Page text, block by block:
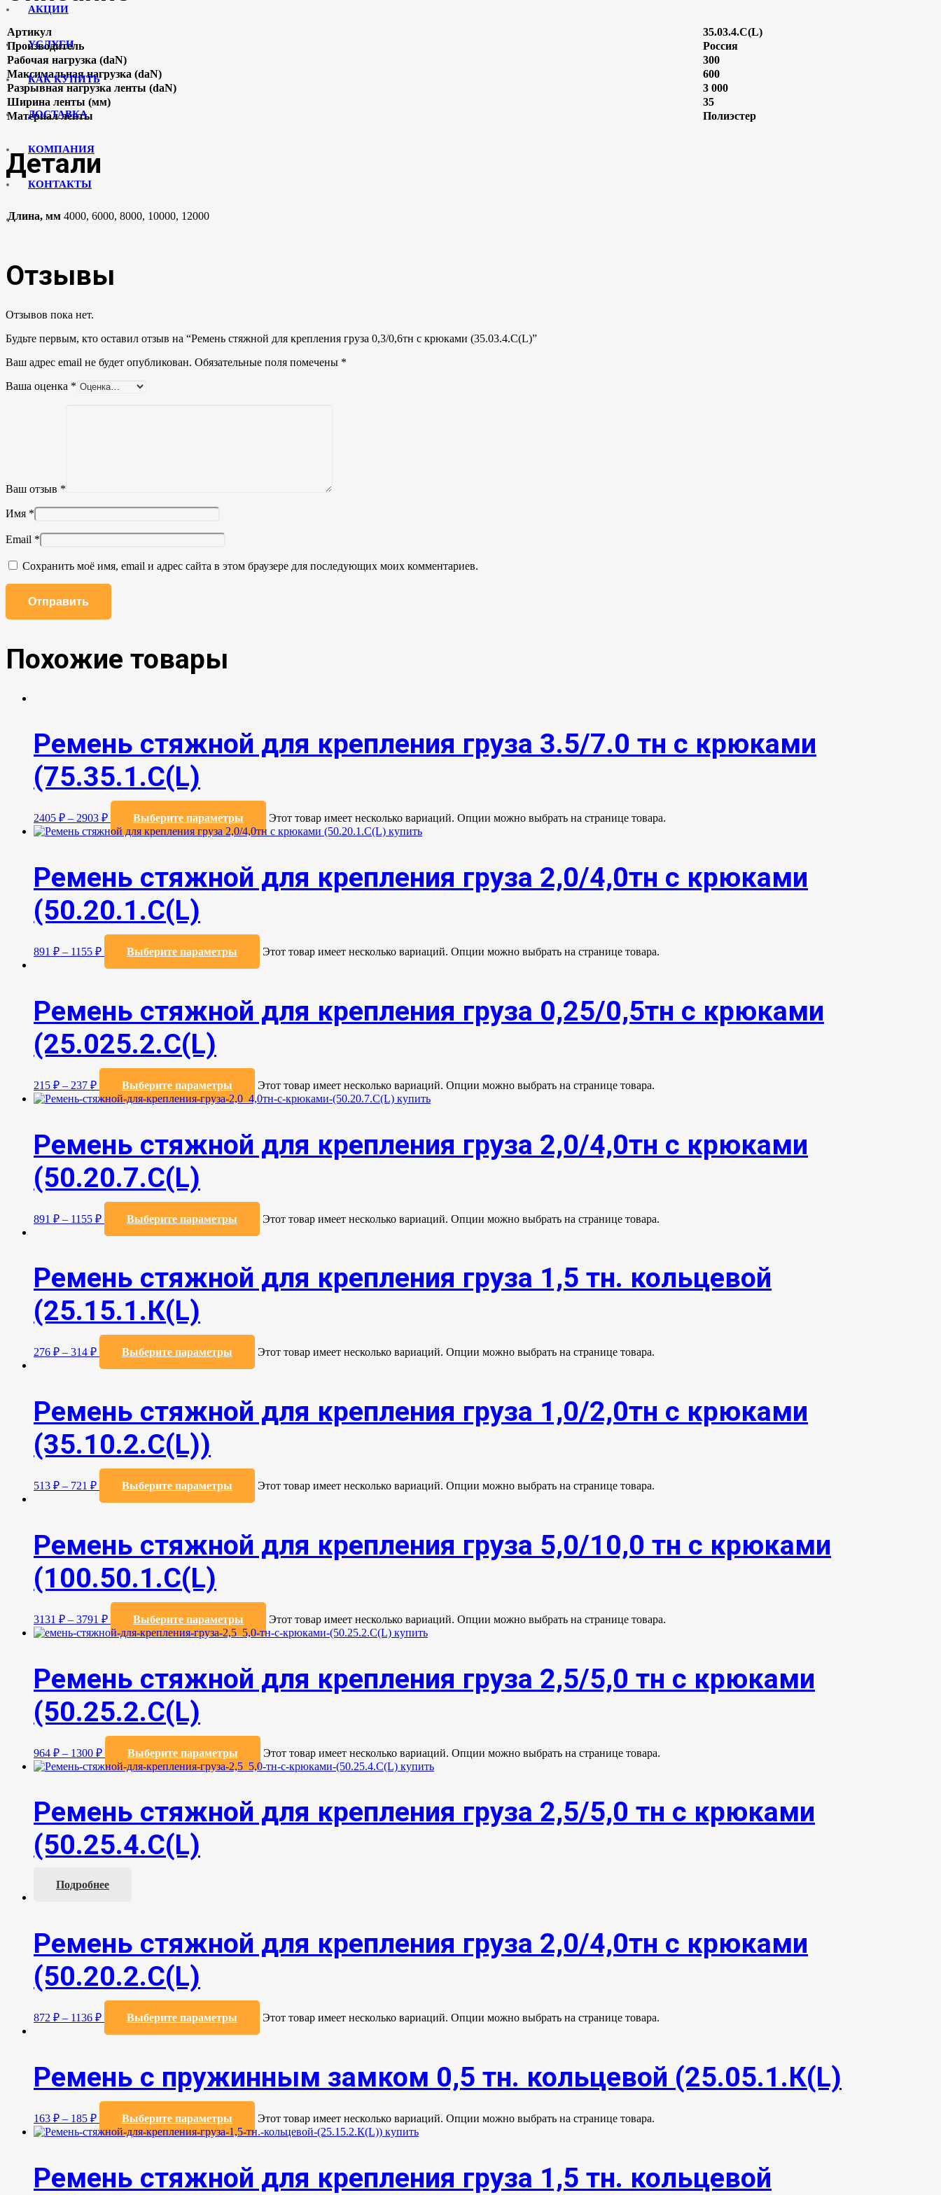
АКЦИИ
УСЛУГИ
КАК КУПИТЬ
ДОСТАВКА
КОМПАНИЯ
КОНТАКТЫ
Артикул
35.03.4.C(L)
Производитель
Россия
Рабочая нагрузка (daN)
300
Максимальная нагрузка (daN)
600
Разрывная нагрузка ленты (daN)
3 000
Ширина ленты (мм)
35
Материал ленты
Полиэстер
Детали
Длина, мм 4000, 6000, 8000, 10000, 12000
Отзывы
Отзывов пока нет.
Будьте первым, кто оставил отзыв на “Ремень стяжной для крепления груза 0,3/0,6тн с крюками (35.03.4.C(L)”
Ваш адрес email не будет опубликован. Обязательные поля помечены *
Ваша оценка *
Ваш отзыв *
Имя *
Email *
Сохранить моё имя, email и адрес сайта в этом браузере для последующих моих комментариев.
Похожие товары
Ремень стяжной для крепления груза 3.5/7.0 тн с крюками
(75.35.1.C(L)
2405 ₽ – 2903 ₽ Выберите параметры Этот товар имеет несколько вариаций. Опции можно выбрать на странице товара.
Ремень стяжной для крепления груза 2,0/4,0тн с крюками
(50.20.1.С(L)
891 ₽ – 1155 ₽ Выберите параметры Этот товар имеет несколько вариаций. Опции можно выбрать на странице товара.
Ремень стяжной для крепления груза 0,25/0,5тн с крюками
(25.025.2.С(L)
215 ₽ – 237 ₽ Выберите параметры Этот товар имеет несколько вариаций. Опции можно выбрать на странице товара.
Ремень стяжной для крепления груза 2,0/4,0тн с крюками
(50.20.7.C(L)
891 ₽ – 1155 ₽ Выберите параметры Этот товар имеет несколько вариаций. Опции можно выбрать на странице товара.
Ремень стяжной для крепления груза 1,5 тн. кольцевой
(25.15.1.К(L)
276 ₽ – 314 ₽ Выберите параметры Этот товар имеет несколько вариаций. Опции можно выбрать на странице товара.
Ремень стяжной для крепления груза 1,0/2,0тн с крюками
(35.10.2.C(L))
513 ₽ – 721 ₽ Выберите параметры Этот товар имеет несколько вариаций. Опции можно выбрать на странице товара.
Ремень стяжной для крепления груза 5,0/10,0 тн с крюками
(100.50.1.С(L)
3131 ₽ – 3791 ₽ Выберите параметры Этот товар имеет несколько вариаций. Опции можно выбрать на странице товара.
Ремень стяжной для крепления груза 2,5/5,0 тн с крюками
(50.25.2.C(L)
964 ₽ – 1300 ₽ Выберите параметры Этот товар имеет несколько вариаций. Опции можно выбрать на странице товара.
Ремень стяжной для крепления груза 2,5/5,0 тн с крюками
(50.25.4.С(L)
Подробнее
Ремень стяжной для крепления груза 2,0/4,0тн с крюками
(50.20.2.C(L)
872 ₽ – 1136 ₽ Выберите параметры Этот товар имеет несколько вариаций. Опции можно выбрать на странице товара.
Ремень с пружинным замком 0,5 тн. кольцевой (25.05.1.К(L)
163 ₽ – 185 ₽ Выберите параметры Этот товар имеет несколько вариаций. Опции можно выбрать на странице товара.
Ремень стяжной для крепления груза 1,5 тн. кольцевой